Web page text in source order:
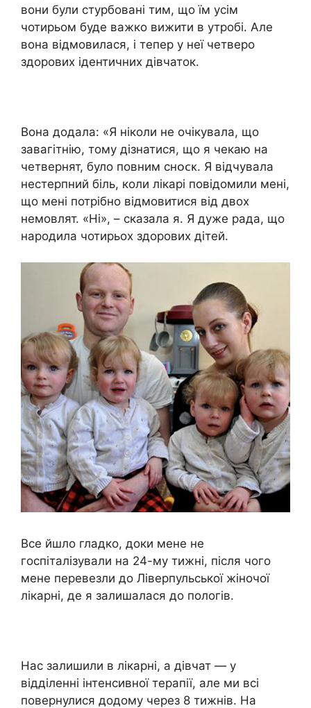
вони були стурбовані тим, що їм усім
чотирьом буде важко вижити в утробі. Але
вона відмовилася, і тепер у неї четверо
здорових ідентичних дівчаток.
Вона додала: «Я ніколи не очікувала, що
завагітнію, тому дізнатися, що я чекаю на
четвернят, було повним сʜᴏᴄᴋ. Я відчувала
нестерпний біль, коли лікарі повідомили мені,
що мені потрібно відмовитися від двох
немовлят. «Ні», – сказала я. Я дуже рада, що
народила чотирьох здорових дітей.
Все йшло гладко, доки мене не
госпіталізували на 24-му тижні, після чого
мене перевезли до Ліверпульської жіночої
лікарні, де я залишалася до пологів.
Нас залишили в лікарні, а дівчат — у
відділенні інтенсивної терапії, але ми всі
повернулися додому через 8 тижнів. На